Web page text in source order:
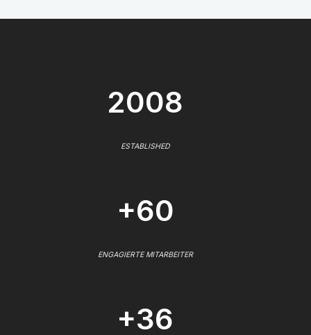
2008
ESTABLISHED
+60
ENGAGIERTE MITARBEITER
+36